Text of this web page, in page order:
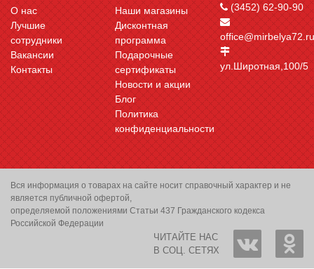
О нас
Лучшие
сотрудники
Вакансии
Контакты
Наши магазины
Дисконтная
программа
Подарочные
сертификаты
Новости и акции
Блог
Политика
конфиденциальности
(3452) 62-90-90
office@mirbelya72.ru
ул.Широтная,100/5
Вся информация о товарах на сайте носит справочный характер и не
является публичной офертой,
определяемой положениями Статьи 437 Гражданского кодекса
Российской Федерации
ЧИТАЙТЕ НАС
В СОЦ. СЕТЯХ